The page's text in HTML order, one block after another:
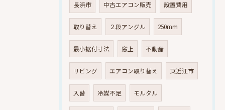
長浜市 中古エアコン販売 設置費用
取り替え ２段アングル 250mm
最小据付寸法 窓上 不動産
リビング エアコン取り替え 東近江市
入替 冷媒不足 モルタル